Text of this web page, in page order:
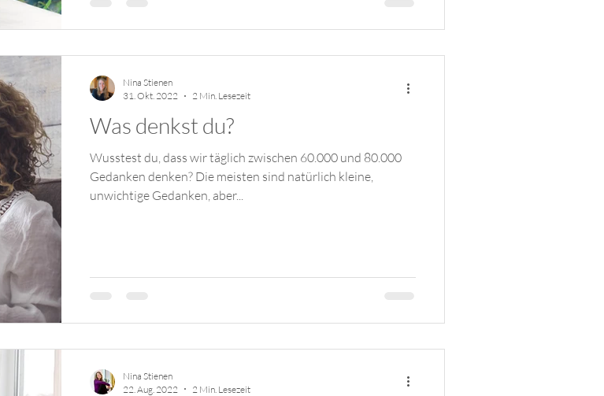
Was denkst du?
Wusstest du, dass wir täglich zwischen 60.000 und 80.000
Gedanken denken? Die meisten sind natürlich kleine,
unwichtige Gedanken, aber...
Nina Stienen
31. Okt. 2022
2 Min. Lesezeit
Nina Stienen
22. Aug. 2022
2 Min. Lesezeit